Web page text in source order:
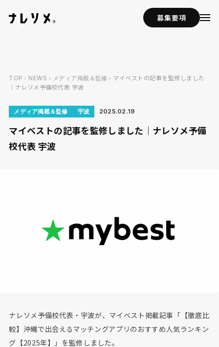
募集要項
TOP › NEWS › メディア掲載＆監修 › マイベストの記事を監修しました
｜ナレソメ予備校代表 宇波
メディア掲載＆監修 宇波 2025.02.19
マイベストの記事を監修しました｜ナレソメ予備
校代表 宇波
ナレソメ予備校代表・宇波が、マイベスト掲載記事「【徹底比
較】沖縄で出会えるマッチングアプリのおすすめ人気ランキン
グ【2025年】」を監修しました。